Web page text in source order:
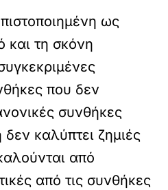
ως
και τη σκόνη
που δεν
συνθήκες
καλύπτει ζημιές
από
από τις συνθήκες